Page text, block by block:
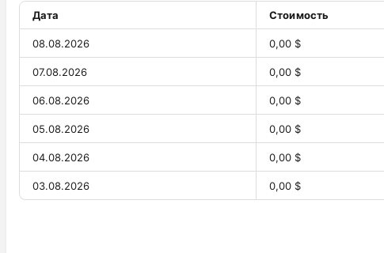
Дата Стоимость
08.08.2026 0,00 $
07.08.2026 0,00 $
06.08.2026 0,00 $
05.08.2026 0,00 $
04.08.2026 0,00 $
03.08.2026 0,00 $